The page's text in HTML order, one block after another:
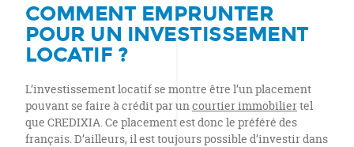
COMMENT EMPRUNTER
POUR UN INVESTISSEMENT
LOCATIF ?
L’investissement locatif se montre être l’un placement
pouvant se faire à crédit par uncourtier immobiliertel
que CREDIXIA. Ce placement est donc le préféré des
français. D’ailleurs, il est toujours possible d’investir dans